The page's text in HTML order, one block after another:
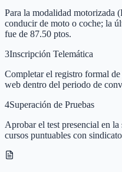
Para la modalidad motorizada
conducir de moto o coche; la
fue de 87.50 ptos.
3Inscripción Telemática
Completar el registro formal
web dentro del periodo de
4Superación de Pruebas
Aprobar el test presencial en
cursos puntuables con